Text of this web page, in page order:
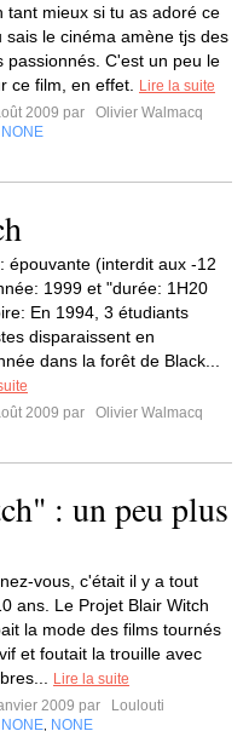
tant mieux si tu as adoré ce
sais le cinéma amène tjs des
passionnés. C'est un peu le
ce film, en effet.
Lire la suite
2009 par
Olivier Walmacq
NONE
épouvante (interdit aux -12
1999 et "durée: 1H20
En 1994, 3 étudiants
disparaissent en
dans la forêt de Black...
2009 par
Olivier Walmacq
: un peu plus
vous, c'était il y a tout
ans. Le Projet Blair Witch
la mode des films tournés
et foutait la trouille avec
Lire la suite
2009 par
Loulouti
NONE NONE